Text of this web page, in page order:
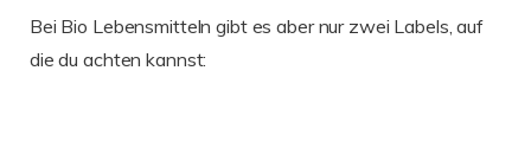
Bei Bio Lebensmitteln gibt es aber nur zwei Labels, auf
die du achten kannst: